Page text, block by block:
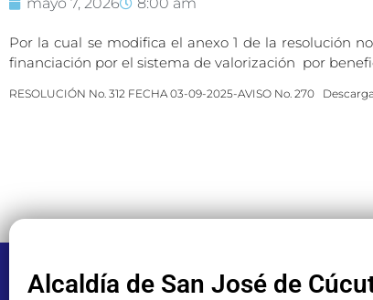
Por la cual se modifica el anexo 1 de la resolución
financiación por el sistema de valorización por
RESOLUCIÓN No. 312 FECHA 03-09-2025-AVISO No. 270
Alcaldía de San José de